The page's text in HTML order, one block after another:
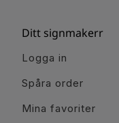
Ditt signmakerr
Logga in
Spåra order
Mina favoriter